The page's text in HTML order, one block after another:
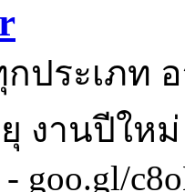
ประเภท
งานปีให